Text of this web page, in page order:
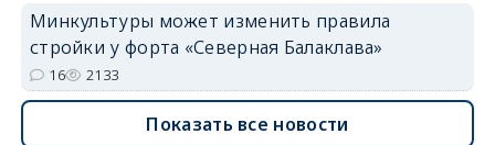
Минкультуры может изменить правила
стройки у форта «Северная Балаклава»
16 2133
Показать все новости